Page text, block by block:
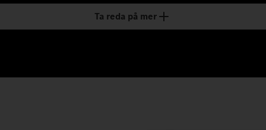
Ta reda på mer